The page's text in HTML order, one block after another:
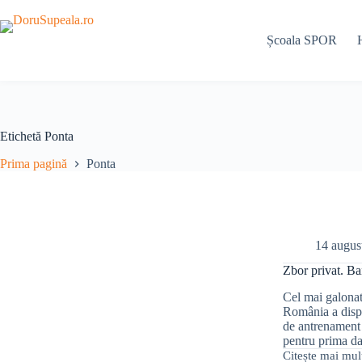
la
conținut
Școala SPOR
Etichetă Ponta
Prima pagină Ponta
14
Zbor privat.
Cel mai
România a
de
pentru prima
Citește mai